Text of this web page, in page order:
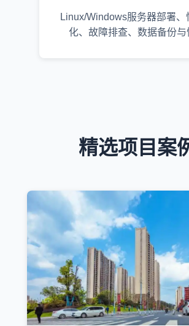
Linux/Windows服务器部署、
化、故障排查、数据备份与
精选项目案